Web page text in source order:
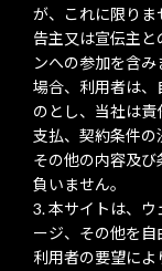
が、これに限りま
告主又は宣伝主
ンへの参加を含
場合、利用者は、
のとし、当社は
支払、契約条件
その他の内容及
負いません。
本サイトは、ウ
ージ、その他を自
利用者の要望によ